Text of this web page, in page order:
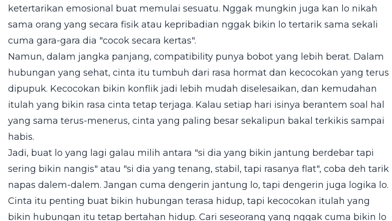
ketertarikan emosional buat memulai sesuatu. Nggak mungkin juga kan lo nikah
sama orang yang secara fisik atau kepribadian nggak bikin lo tertarik sama sekali
cuma gara-gara dia "cocok secara kertas".
Namun, dalam jangka panjang, compatibility punya bobot yang lebih berat. Dalam
hubungan yang sehat, cinta itu tumbuh dari rasa hormat dan kecocokan yang terus
dipupuk. Kecocokan bikin konflik jadi lebih mudah diselesaikan, dan kemudahan
itulah yang bikin rasa cinta tetap terjaga. Kalau setiap hari isinya berantem soal hal
yang sama terus-menerus, cinta yang paling besar sekalipun bakal terkikis sampai
habis.
Jadi, buat lo yang lagi galau milih antara "si dia yang bikin jantung berdebar tapi
sering bikin nangis" atau "si dia yang tenang, stabil, tapi rasanya flat", coba deh tarik
napas dalem-dalem. Jangan cuma dengerin jantung lo, tapi dengerin juga logika lo.
Cinta itu penting buat bikin hubungan terasa hidup, tapi kecocokan itulah yang
bikin hubungan itu tetap bertahan hidup. Cari seseorang yang nggak cuma bikin lo